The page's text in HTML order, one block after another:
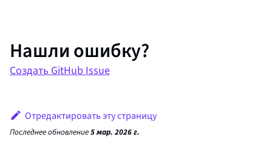
Нашли ошибку?
Создать GitHub Issue
Отредактировать эту страницу
Последнее обновление5 мар. 2026 г.